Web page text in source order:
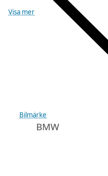
Visa mer
Bilmärke
BMW